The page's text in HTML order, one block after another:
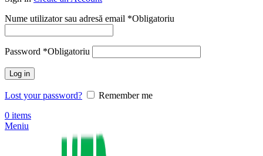
Nume utilizator sau adresă email *Obligatoriu
Password *Obligatoriu
Log in
Lost your password?
Remember me
0 items
Meniu